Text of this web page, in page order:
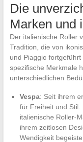
Die
Marken und
Der italienische Roller
Tradition, die von
und Piaggio
spezifische Merkmale
unterschiedlichen
Vespa: Seit ihrem
für Freiheit und Stil.
italienische Roller-
ihrem zeitlosen
Wendigkeit